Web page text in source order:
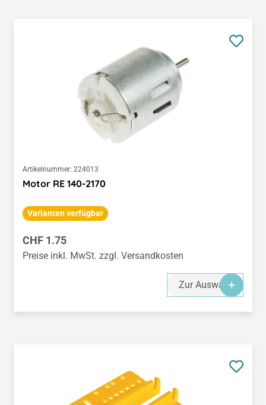
Artikelnummer: 224013
Motor RE 140-2170
Varianten verfügbar
Regulärer Preis:
CHF 1.75
Preise inkl. MwSt. zzgl. Versandkosten
Zur Auswahl